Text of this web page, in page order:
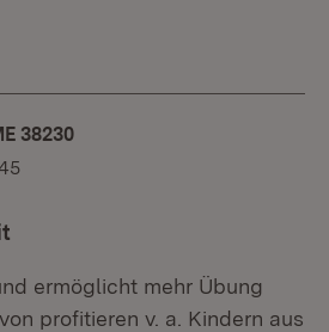
38230
ermöglicht mehr Übung
profitieren v. a. Kindern aus